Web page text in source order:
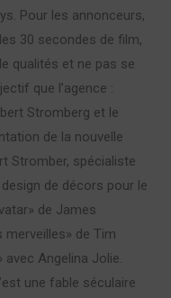
Pour les annonceurs,
30 secondes de film,
qualités et ne pas se
que l’agence :
Stromberg et le
de la nouvelle
Stromber, spécialiste
de décors pour le
de James
merveilles» de Tim
avec Angelina Jolie.
une fable séculaire